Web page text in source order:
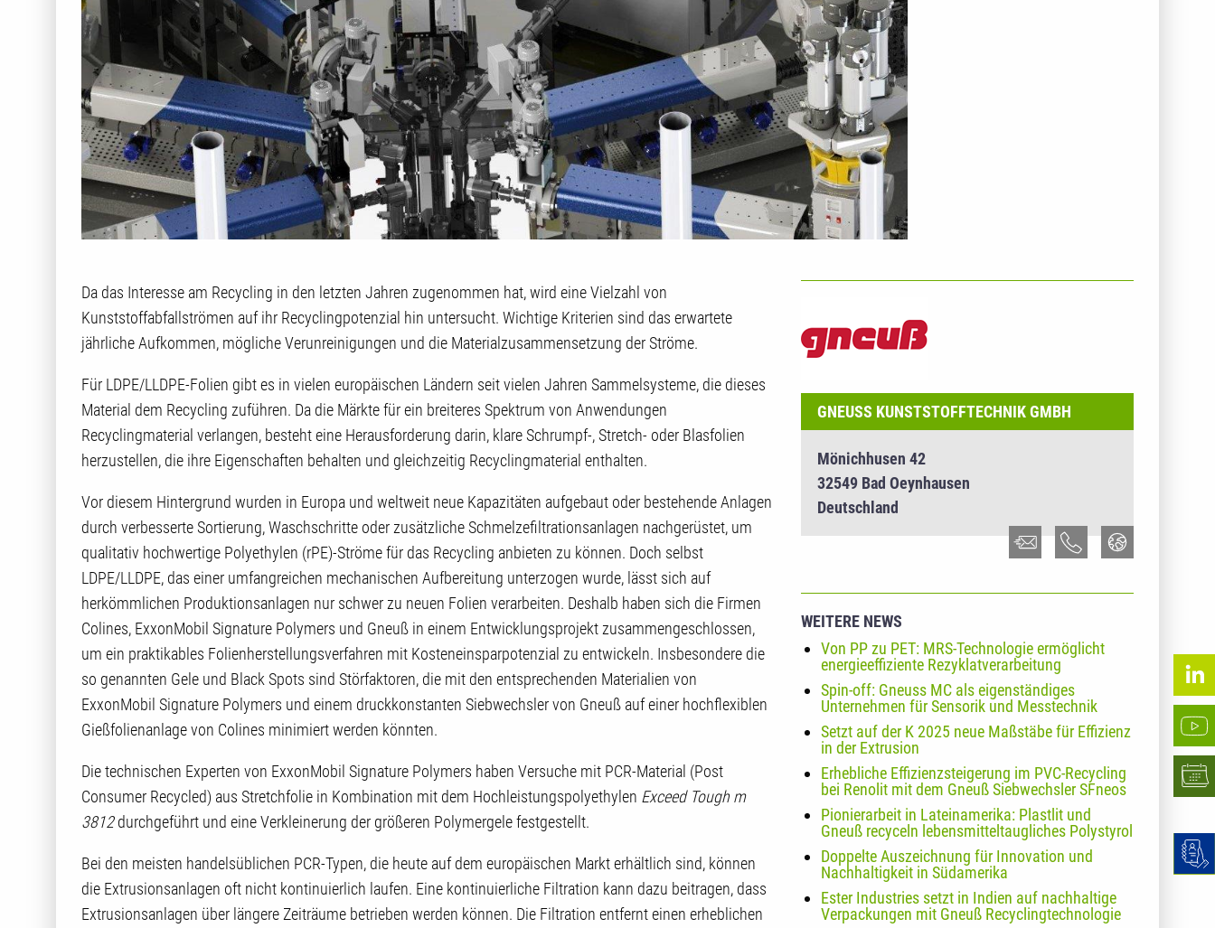
Da das Interesse am Recycling in den letzten Jahren zugenommen hat, wird eine Vielzahl von
Kunststoffabfallströmen auf ihr Recyclingpotenzial hin untersucht. Wichtige Kriterien sind das erwartete
jährliche Aufkommen, mögliche Verunreinigungen und die Materialzusammensetzung der Ströme.
Für LDPE/LLDPE-Folien gibt es in vielen europäischen Ländern seit vielen Jahren Sammelsysteme, die dieses
Material dem Recycling zuführen. Da die Märkte für ein breiteres Spektrum von Anwendungen
Recyclingmaterial verlangen, besteht eine Herausforderung darin, klare Schrumpf-, Stretch- oder Blasfolien
herzustellen, die ihre Eigenschaften behalten und gleichzeitig Recyclingmaterial enthalten.
Vor diesem Hintergrund wurden in Europa und weltweit neue Kapazitäten aufgebaut oder bestehende Anlagen
durch verbesserte Sortierung, Waschschritte oder zusätzliche Schmelzefiltrationsanlagen nachgerüstet, um
qualitativ hochwertige Polyethylen (rPE)-Ströme für das Recycling anbieten zu können. Doch selbst
LDPE/LLDPE, das einer umfangreichen mechanischen Aufbereitung unterzogen wurde, lässt sich auf
herkömmlichen Produktionsanlagen nur schwer zu neuen Folien verarbeiten. Deshalb haben sich die Firmen
Colines, ExxonMobil Signature Polymers und Gneuß in einem Entwicklungsprojekt zusammengeschlossen,
um ein praktikables Folienherstellungsverfahren mit Kosteneinsparpotenzial zu entwickeln. Insbesondere die
so genannten Gele und Black Spots sind Störfaktoren, die mit den entsprechenden Materialien von
ExxonMobil Signature Polymers und einem druckkonstanten Siebwechsler von Gneuß auf einer hochflexiblen
Gießfolienanlage von Colines minimiert werden könnten.
Die technischen Experten von ExxonMobil Signature Polymers haben Versuche mit PCR-Material (Post
Consumer Recycled) aus Stretchfolie in Kombination mit dem Hochleistungspolyethylen Exceed Tough m
3812durchgeführt und eine Verkleinerung der größeren Polymergele festgestellt.
Bei den meisten handelsüblichen PCR-Typen, die heute auf dem europäischen Markt erhältlich sind, können
die Extrusionsanlagen oft nicht kontinuierlich laufen. Eine kontinuierliche Filtration kann dazu beitragen, dass
Extrusionsanlagen über längere Zeiträume betrieben werden können. Die Filtration entfernt einen erheblichen
GNEUSS KUNSTSTOFFTECHNIK GMBH
Mönichhusen 42
32549 Bad Oeynhausen
Deutschland
WEITERE NEWS
Von PP zu PET: MRS-Technologie ermöglicht
energieeffiziente Rezyklatverarbeitung
Spin-off: Gneuss MC als eigenständiges
Unternehmen für Sensorik und Messtechnik
Setzt auf der K 2025 neue Maßstäbe für Effizienz
in der Extrusion
Erhebliche Effizienzsteigerung im PVC-Recycling
bei Renolit mit dem Gneuß Siebwechsler SFneos
Pionierarbeit in Lateinamerika: Plastlit und
Gneuß recyceln lebensmitteltaugliches Polystyrol
Doppelte Auszeichnung für Innovation und
Nachhaltigkeit in Südamerika
Ester Industries setzt in Indien auf nachhaltige
Verpackungen mit Gneuß Recyclingtechnologie